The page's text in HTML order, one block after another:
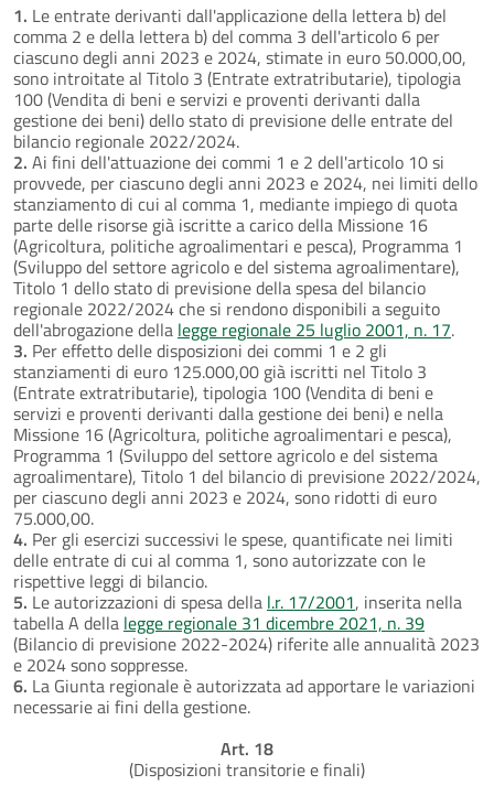
1. Le entrate derivanti dall'applicazione della lettera b) del
comma 2 e della lettera b) del comma 3 dell'articolo 6 per
ciascuno degli anni 2023 e 2024, stimate in euro 50.000,00,
sono introitate al Titolo 3 (Entrate extratributarie), tipologia
100 (Vendita di beni e servizi e proventi derivanti dalla
gestione dei beni) dello stato di previsione delle entrate del
bilancio regionale 2022/2024.
2. Ai fini dell'attuazione dei commi 1 e 2 dell'articolo 10 si
provvede, per ciascuno degli anni 2023 e 2024, nei limiti dello
stanziamento di cui al comma 1, mediante impiego di quota
parte delle risorse già iscritte a carico della Missione 16
(Agricoltura, politiche agroalimentari e pesca), Programma 1
(Sviluppo del settore agricolo e del sistema agroalimentare),
Titolo 1 dello stato di previsione della spesa del bilancio
regionale 2022/2024 che si rendono disponibili a seguito
dell'abrogazione della legge regionale 25 luglio 2001, n. 17.
3. Per effetto delle disposizioni dei commi 1 e 2 gli
stanziamenti di euro 125.000,00 già iscritti nel Titolo 3
(Entrate extratributarie), tipologia 100 (Vendita di beni e
servizi e proventi derivanti dalla gestione dei beni) e nella
Missione 16 (Agricoltura, politiche agroalimentari e pesca),
Programma 1 (Sviluppo del settore agricolo e del sistema
agroalimentare), Titolo 1 del bilancio di previsione 2022/2024,
per ciascuno degli anni 2023 e 2024, sono ridotti di euro
75.000,00.
4. Per gli esercizi successivi le spese, quantificate nei limiti
delle entrate di cui al comma 1, sono autorizzate con le
rispettive leggi di bilancio.
5. Le autorizzazioni di spesa della l.r. 17/2001, inserita nella
tabella A della legge regionale 31 dicembre 2021, n. 39
(Bilancio di previsione 2022-2024) riferite alle annualità 2023
e 2024 sono soppresse.
6. La Giunta regionale è autorizzata ad apportare le variazioni
necessarie ai fini della gestione.
Art. 18
(Disposizioni transitorie e finali)